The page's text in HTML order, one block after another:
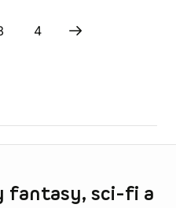
4
fantasy, sci-fi a